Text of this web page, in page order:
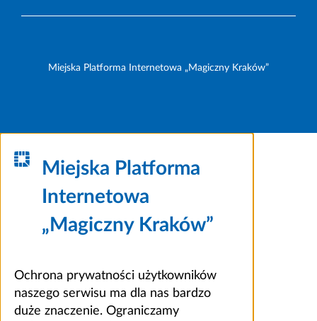
Miejska Platforma Internetowa „Magiczny Kraków”
Miejska Platforma
Internetowa
„Magiczny Kraków”
Ochrona prywatności użytkowników
naszego serwisu ma dla nas bardzo
duże znaczenie. Ograniczamy